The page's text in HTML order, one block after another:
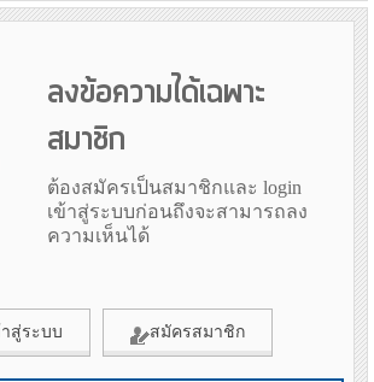
ลงข้อความได้เฉพาะ
สมาชิก
ต้องสมัครเป็นสมาชิกและ login
เข้าสู่ระบบก่อนถึงจะสามารถลง
ความเห็นได้
าสู่ระบบ สมัครสมาชิก